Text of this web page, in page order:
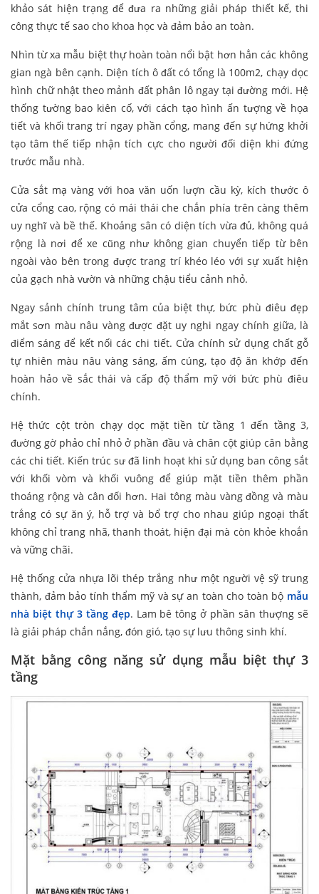
khảo sát hiện trạng để đưa ra những giải pháp thiết kế, thi
công thực tế sao cho khoa học và đảm bảo an toàn.
Nhìn từ xa mẫu biệt thự hoàn toàn nổi bật hơn hẳn các không
gian ngà bên cạnh. Diện tích ô đất có tổng là 100m2, chạy dọc
hình chữ nhật theo mảnh đất phân lô ngay tại đường mới. Hệ
thống tường bao kiên cố, với cách tạo hình ấn tượng về họa
tiết và khối trang trí ngay phần cổng, mang đến sự hứng khởi
tạo tâm thế tiếp nhận tích cực cho người đối diện khi đứng
trước mẫu nhà.
Cửa sắt mạ vàng với hoa văn uốn lượn cầu kỳ, kích thước ô
cửa cổng cao, rộng có mái thái che chắn phía trên càng thêm
uy nghĩ và bề thế. Khoảng sân có diện tích vừa đủ, không quá
rộng là nơi để xe cũng như không gian chuyển tiếp từ bên
ngoài vào bên trong được trang trí khéo léo với sự xuất hiện
của gạch nhà vườn và những chậu tiểu cảnh nhỏ.
Ngay sảnh chính trung tâm của biệt thự, bức phù điêu đẹp
mắt sơn màu nâu vàng được đặt uy nghi ngay chính giữa, là
điểm sáng để kết nối các chi tiết. Cửa chính sử dụng chất gỗ
tự nhiên màu nâu vàng sáng, ấm cúng, tạo độ ăn khớp đến
hoàn hảo về sắc thái và cấp độ thẩm mỹ với bức phù điêu
chính.
Hệ thức cột tròn chạy dọc mặt tiền từ tầng 1 đến tầng 3,
đường gờ phảo chỉ nhỏ ở phần đầu và chân cột giúp cân bằng
các chi tiết. Kiến trúc sư đã linh hoạt khi sử dụng ban công sắt
với khối vòm và khối vuông để giúp mặt tiền thêm phần
thoáng rộng và cân đối hơn. Hai tông màu vàng đồng và màu
trắng có sự ăn ý, hỗ trợ và bổ trợ cho nhau giúp ngoại thất
không chỉ trang nhã, thanh thoát, hiện đại mà còn khỏe khoắn
và vững chãi.
Hệ thống cửa nhựa lõi thép trắng như một người vệ sỹ trung
thành, đảm bảo tính thẩm mỹ và sự an toàn cho toàn bộ mẫu
nhà biệt thự 3 tầng đẹp. Lam bê tông ở phần sân thượng sẽ
là giải pháp chắn nắng, đón gió, tạo sự lưu thông sinh khí.
Mặt bằng công năng sử dụng mẫu biệt thự 3
tầng